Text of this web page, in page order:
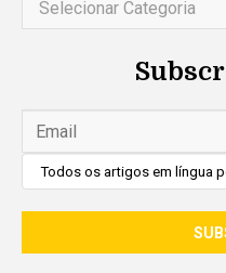
Selecionar Categoria